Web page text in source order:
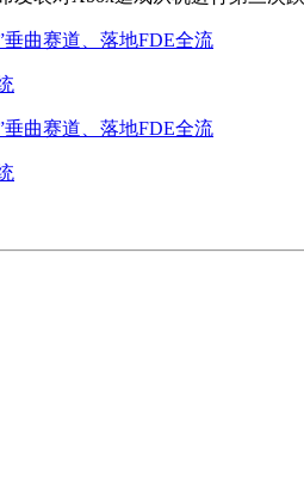
曲赛道、落地FDE全流
曲赛道、落地FDE全流